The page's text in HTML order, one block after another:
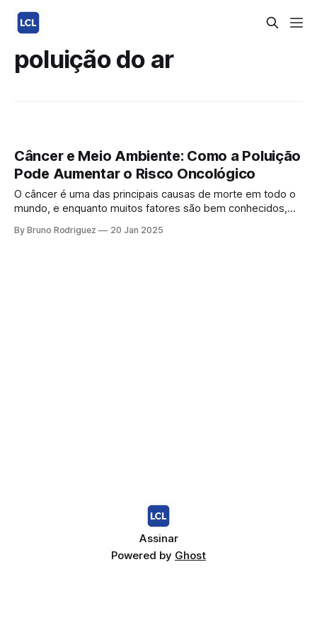
poluição do ar
Câncer e Meio Ambiente: Como a Poluição
Pode Aumentar o Risco Oncológico
O câncer é uma das principais causas de morte em todo o
mundo, e enquanto muitos fatores são bem conhecidos,
é frequentemente subestimada. Neste artigo, exploramos
By Bruno Rodriguez 20 Jan 2025
Assinar
Powered by Ghost